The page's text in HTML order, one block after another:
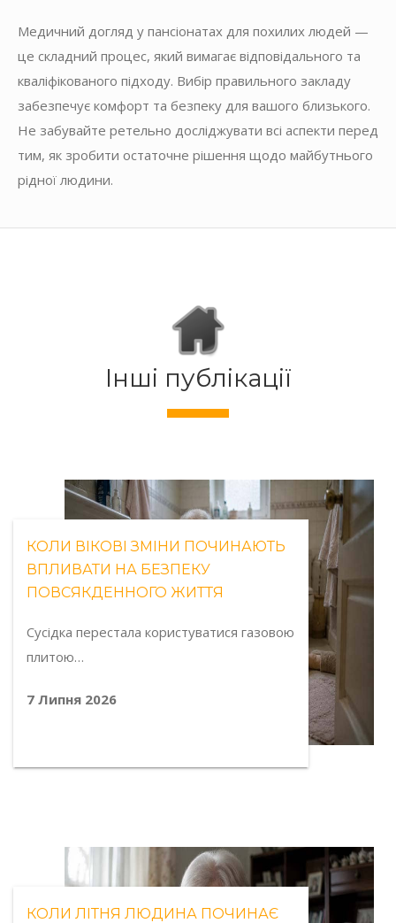
Медичний догляд у пансіонатах для похилих людей —
це складний процес, який вимагає відповідального та
кваліфікованого підходу. Вибір правильного закладу
забезпечує комфорт та безпеку для вашого близького.
Не забувайте ретельно досліджувати всі аспекти перед
тим, як зробити остаточне рішення щодо майбутнього
рідної людини.
Інші публікації
КОЛИ ВІКОВІ ЗМІНИ ПОЧИНАЮТЬ
ВПЛИВАТИ НА БЕЗПЕКУ
ПОВСЯКДЕННОГО ЖИТТЯ
Сусідка перестала користуватися газовою
плитою…
7 Липня 2026
КОЛИ ЛІТНЯ ЛЮДИНА ПОЧИНАЄ